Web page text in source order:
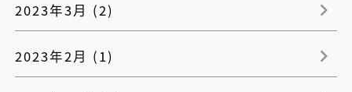
2023年3月 (2)
2023年2月 (1)